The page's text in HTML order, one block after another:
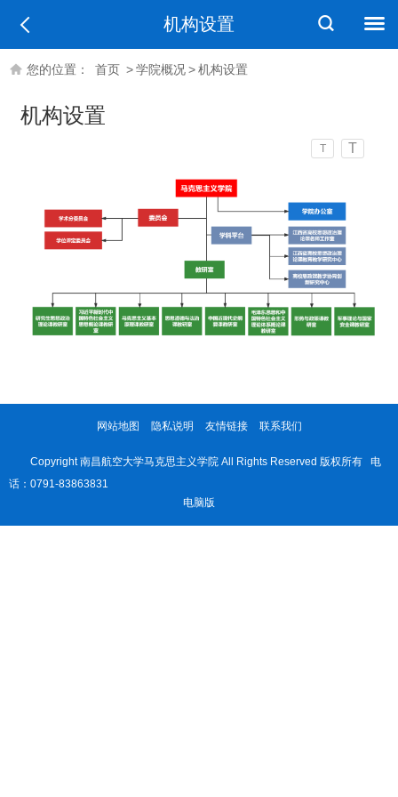
机构设置
您的位置： 首页 >学院概况>机构设置
机构设置
T T
网站地图 隐私说明 友情链接 联系我们
Copyright 南昌航空大学马克思主义学院 All Rights Reserved 版权所有 电
话：0791-83863831
电脑版